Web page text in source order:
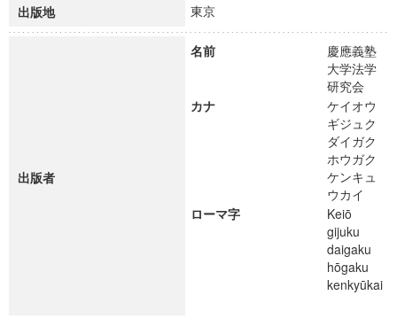
出版地 東京
出版者
名前
慶應義塾
大学法学
研究会
カナ
ケイオウ
ギジュク
ダイガク
ホウガク
ケンキュ
ウカイ
ローマ字
Keiō
gijuku
daigaku
hōgaku
kenkyūkai